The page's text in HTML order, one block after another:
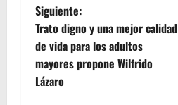
e
g
a
Siguiente:
Trato digno y una mejor calidad
de vida para los adultos
mayores propone Wilfrido
Lázaro